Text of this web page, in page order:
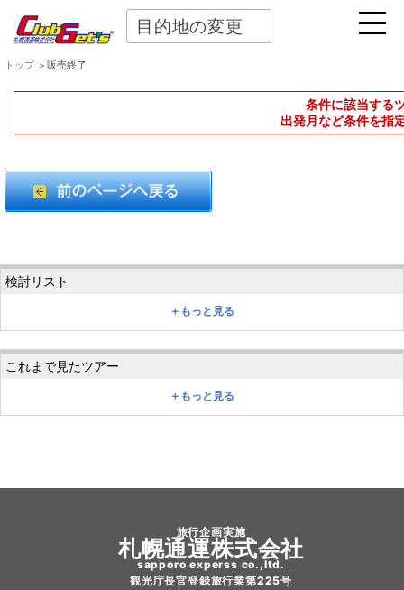
目的地の変更
トップ＞販売終了
条件に該当する
出発月など条件を指
＋もっと見る
＋もっと見る
旅行企画実施
札幌通運株式会社
sapporo experss co.,ltd.
観光庁長官登録旅行業第225号